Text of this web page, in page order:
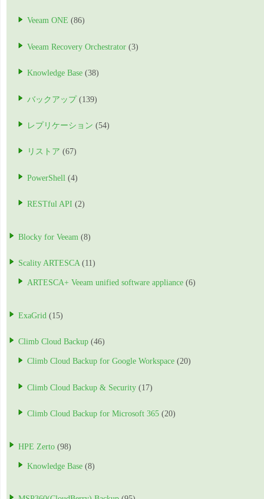
Veeam ONE (86)
Veeam Recovery Orchestrator (3)
Knowledge Base (38)
バックアップ(139)
レプリケーション (54)
リストア (67)
PowerShell (4)
RESTful API (2)
Blocky for Veeam (8)
Scality ARTESCA(11)
ARTESCA+ Veeam unified software appliance (6)
ExaGrid (15)
Climb Cloud Backup (46)
Climb Cloud Backup for Google Workspace (20)
Climb Cloud Backup & Security (17)
Climb Cloud Backup for Microsoft 365 (20)
HPE Zerto (98)
Knowledge Base (8)